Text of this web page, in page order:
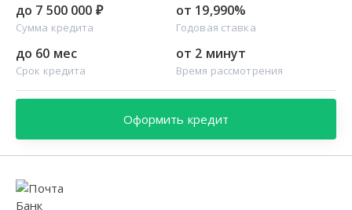
до 7 500 000 ₽
Сумма кредита
от 19,990%
Годовая ставка
до 60 мес
Срок кредита
от 2 минут
Время рассмотрения
Оформить кредит